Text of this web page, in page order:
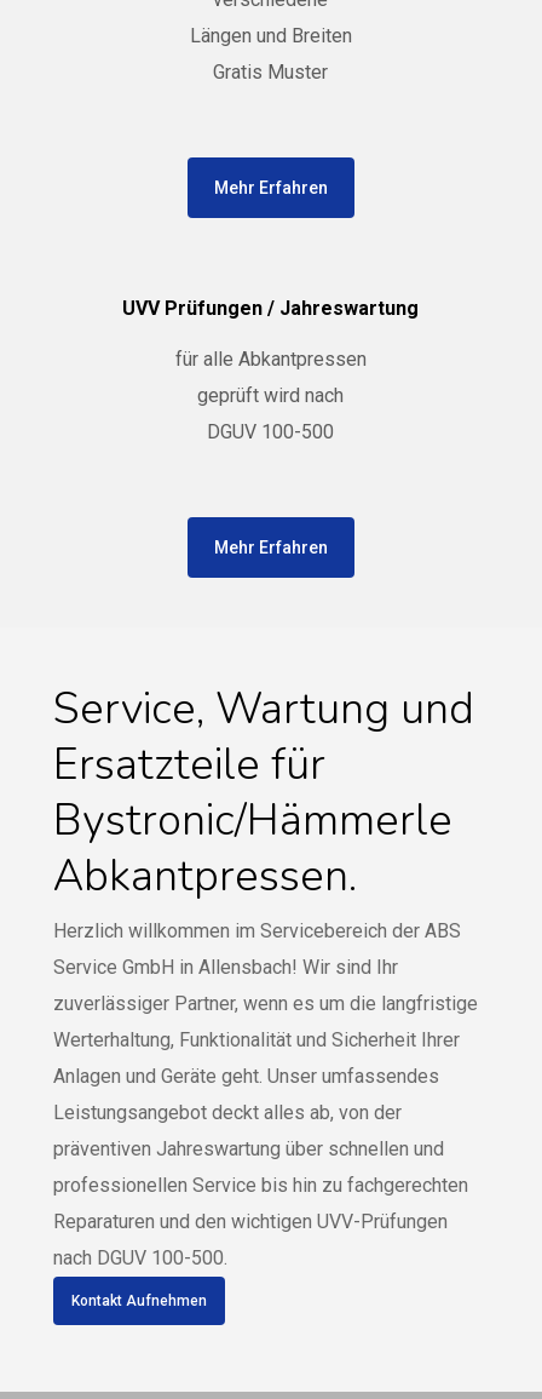
Längen und Breiten
Gratis Muster
Mehr Erfahren
UVV Prüfungen / Jahreswartung
für alle Abkantpressen
geprüft wird nach
DGUV 100-500
Mehr Erfahren
Service, Wartung und
Ersatzteile für
Bystronic/Hämmerle
Abkantpressen.
Herzlich willkommen im Servicebereich der ABS
Service GmbH in Allensbach! Wir sind Ihr
zuverlässiger Partner, wenn es um die langfristige
Werterhaltung, Funktionalität und Sicherheit Ihrer
Anlagen und Geräte geht. Unser umfassendes
Leistungsangebot deckt alles ab, von der
präventiven Jahreswartung über schnellen und
professionellen Service bis hin zu fachgerechten
Reparaturen und den wichtigen UVV-Prüfungen
nach DGUV 100-500.
Kontakt Aufnehmen